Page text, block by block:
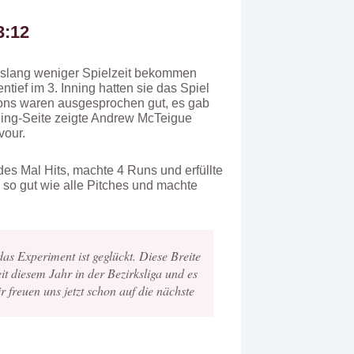
weniger Spielzeit bekommen
im 3. Inning hatten sie das Spiel
waren ausgesprochen gut, es gab
Seite zeigte Andrew McTeigue
Mal Hits, machte 4 Runs und erfüllte
gut wie alle Pitches und machte
Experiment ist geglückt. Diese Breite
diesem Jahr in der Bezirksliga und es
uns jetzt schon auf die nächste